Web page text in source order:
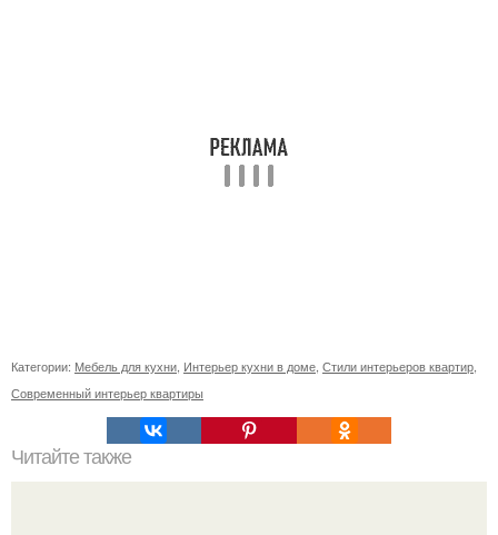
Категории: Мебель для кухни Интерьер кухни в доме Стили интерьеров квартир
Современный интерьер квартиры
Читайте также